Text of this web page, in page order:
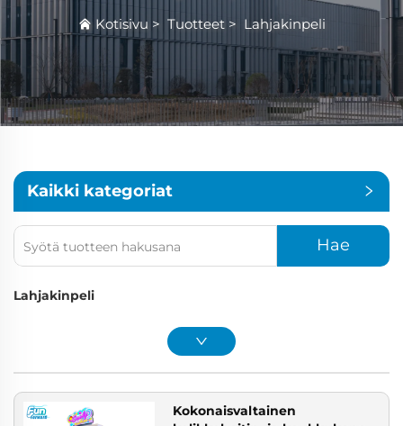
Kotisivu > Tuotteet> Lahjakinpeli
Kaikki kategoriat
Hae
Lahjakinpeli
Kokonaisvaltainen